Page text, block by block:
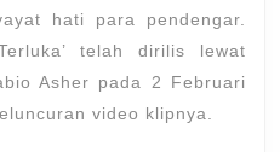
hati para pendengar.
telah dirilis lewat
Asher pada 2 Februari
video klipnya.